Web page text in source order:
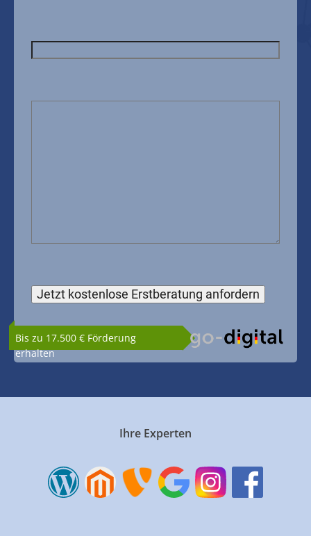
Bis zu 17.500 € Förderung
erhalten
Ihre Experten